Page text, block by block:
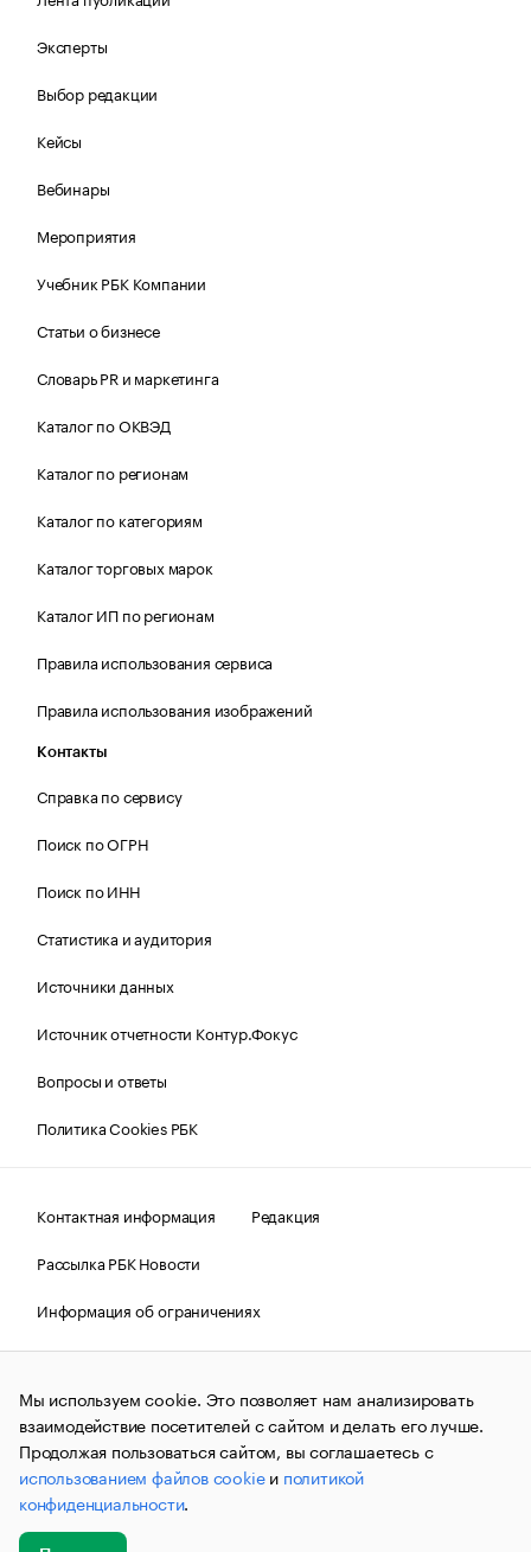
Эксперты
Выбор редакции
Кейсы
Вебинары
Мероприятия
Учебник РБК Компании
Статьи о бизнесе
Словарь PR и маркетинга
Каталог по ОКВЭД
Каталог по регионам
Каталог по категориям
Каталог торговых марок
Каталог ИП по регионам
Правила использования сервиса
Правила использования изображений
Контакты
Справка по сервису
Поиск по ОГРН
Поиск по ИНН
Статистика и аудитория
Источники данных
Источник отчетности Контур.Фокус
Вопросы и ответы
Политика Cookies РБК
Контактная информация
Редакция
Рассылка РБК Новости
Информация об ограничениях
Правовая информация
О соблюдении авторских прав
© АО «РОСБИЗНЕСКОНСАЛТИНГ»,1995–2026.Сообщения
и материалы информационного агентства «РБК»
(зарегистрировано Федеральной службой по надзору в сфере
связи, информационных технологий и массовых
коммуникаций (Роскомнадзор) 09.12.2015 за номером ИА
№ФС77-63848) сопровождаются пометкой «РБК». Отдельные
публикации могут содержать информацию,
не предназначенную для пользователей
Мы используем cookie. Это позволяет нам анализировать
взаимодействие посетителей с сайтом и делать его лучше.
Продолжая пользоваться сайтом, вы соглашаетесь с
использованием файлов cookieи политикой
конфиденциальности.